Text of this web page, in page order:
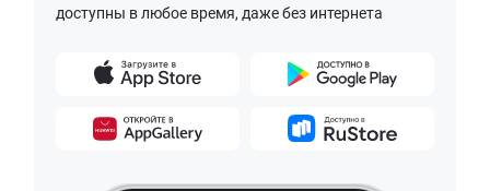
доступны в любое время, даже без интернета